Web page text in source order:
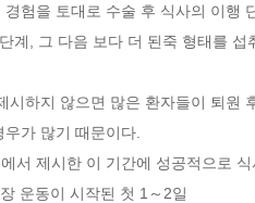
험을 토대로 수술 후 식사의 이
계, 그 다음 보다 더 된죽 형태를
시하지 않으면 많은 환자들이 퇴원
가 많기 때문이다.
서 제시한 이 기간에 성공적으로
운동이 시작된 첫 1～2일